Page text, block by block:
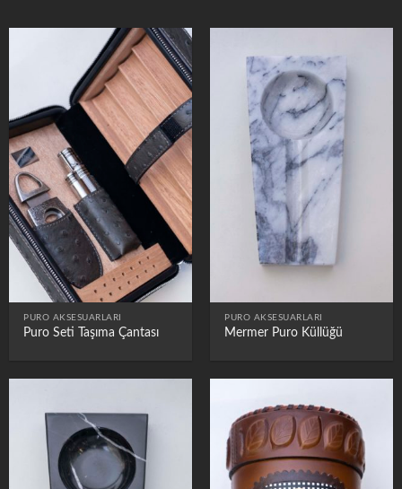
PURO AKSESUARLARI
Puro Seti Taşıma Çantası
PURO AKSESUARLARI
Mermer Puro Küllüğü